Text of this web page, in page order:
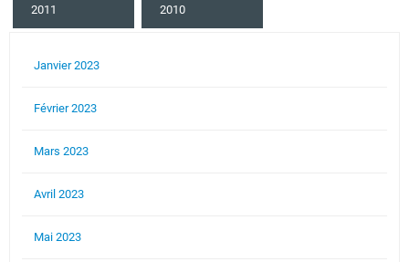
2011 2010
Janvier 2023
Février 2023
Mars 2023
Avril 2023
Mai 2023